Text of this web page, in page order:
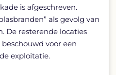
is afgeschreven.
als gevolg van
De resterende locaties
voor een
exploitatie.